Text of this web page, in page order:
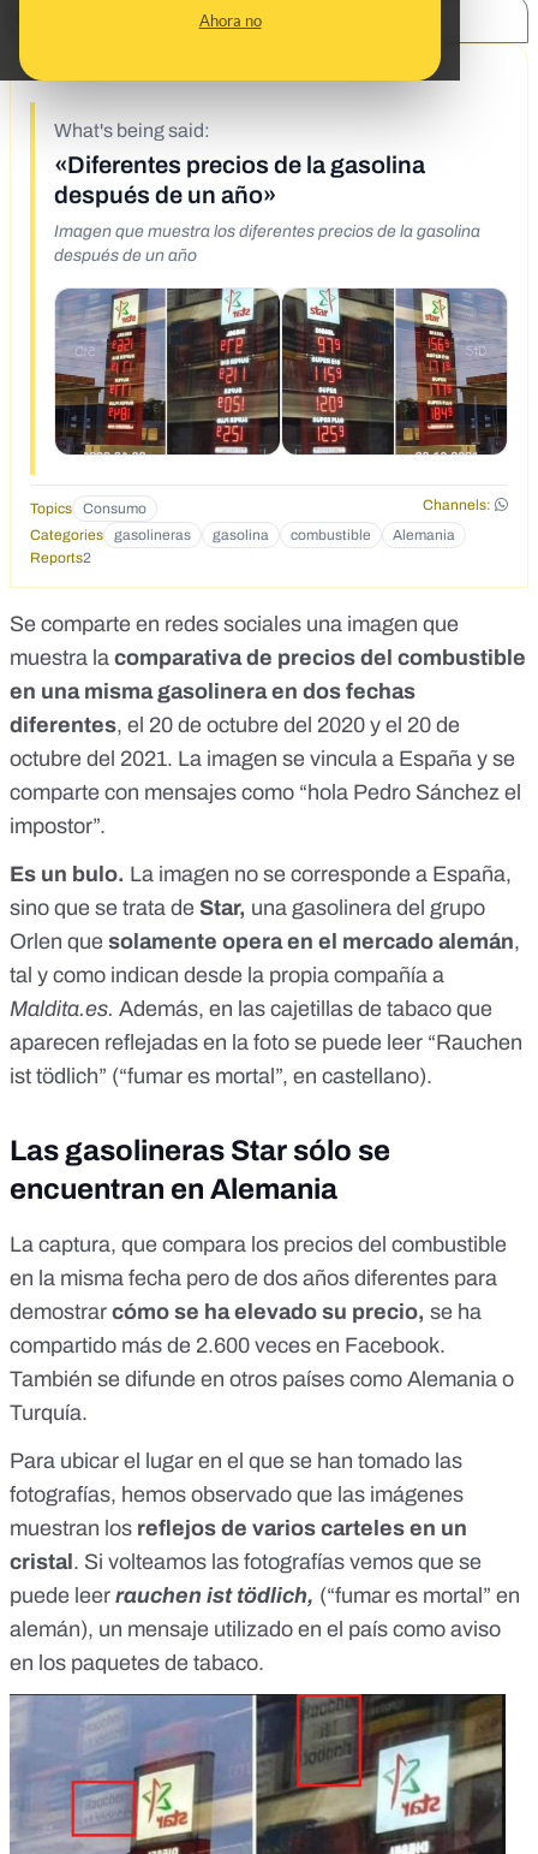
Ahora no
11/2/21
What's being said:
«Diferentes precios de la gasolina
después de un año»
Imagen que muestra los diferentes precios de la gasolina
después de un año
Topics Consumo
Channels:
Categories
gasolineras gasolina combustible
Alemania
Reports2
Se comparte en redes sociales una imagen que
muestra la comparativa de precios del combustible
en una misma gasolinera en dos fechas
diferentes, el 20 de octubre del 2020 y el 20 de
octubre del 2021. La imagen se vincula a España y se
comparte con mensajes como “hola Pedro Sánchez el
impostor”.
Es un bulo. La imagen no se corresponde a España,
sino que se trata de Star, una gasolinera del grupo
Orlen que solamente opera en el mercado alemán,
tal y como indican desde la propia compañía a
Maldita.es. Además, en las cajetillas de tabaco que
aparecen reflejadas en la foto se puede leer “Rauchen
ist tödlich” (“fumar es mortal”, en castellano).
Las gasolineras Star sólo se
encuentran en Alemania
La captura, que compara los precios del combustible
en la misma fecha pero de dos años diferentes para
demostrar cómo se ha elevado su precio, se ha
compartido más de 2.600 veces en Facebook.
También se difunde en otros países como Alemania o
Turquía.
Para ubicar el lugar en el que se han tomado las
fotografías, hemos observado que las imágenes
muestran los reflejos de varios carteles en un
cristal . Si volteamos las fotografías vemos que se
puede leer rauchen ist tödlich, (“fumar es mortal” en
alemán), un mensaje utilizado en el país como aviso
en los paquetes de tabaco.